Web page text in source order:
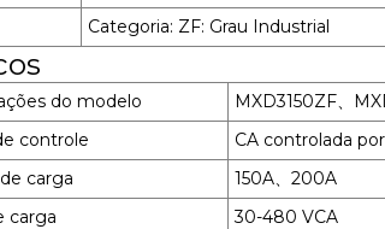
Categoria: ZF: Grau Industrial
do modelo
MXD3150ZF、
controle
CA controlada por
carga
150A、200A
carga
30-480 VCA